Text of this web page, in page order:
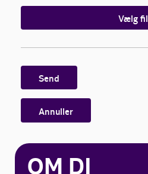
Vælg fil
Send
Annuller
OM DI